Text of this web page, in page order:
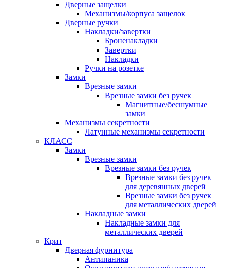
Дверные защелки
Механизмы/корпуса защелок
Дверные ручки
Накладки/завертки
Броненакладки
Завертки
Накладки
Ручки на розетке
Замки
Врезные замки
Врезные замки без ручек
Магнитные/бесшумные
замки
Механизмы секретности
Латунные механизмы секретности
КЛАСС
Замки
Врезные замки
Врезные замки без ручек
Врезные замки без ручек
для деревянных дверей
Врезные замки без ручек
для металлических дверей
Накладные замки
Накладные замки для
металлических дверей
Крит
Дверная фурнитура
Антипаника